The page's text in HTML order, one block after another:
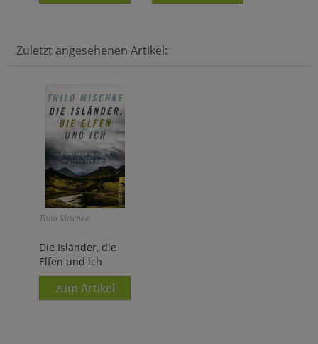
Zuletzt angesehenen Artikel:
Thilo Mischke:
Die Isländer, die
Elfen und ich
zum Artikel